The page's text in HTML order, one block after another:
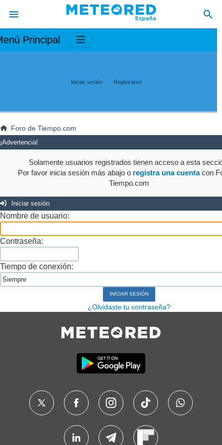
Principal
Iniciar sesión Registrarse
Foro de Tiempo.com
¡Advertencia!
Solamente usuarios registrados tienen acceso a esta
Por favor inicia sesión más abajo o registra una cuentacon
Tiempo.com
Iniciar sesión
Nombre de usuario:
Contraseña:
Tiempo de conexión:
¿Olvidaste tu contraseña?